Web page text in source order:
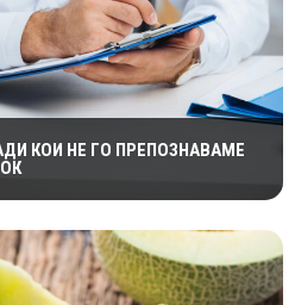
КОИ НЕ ГО ПРЕПОЗНАВАМЕ